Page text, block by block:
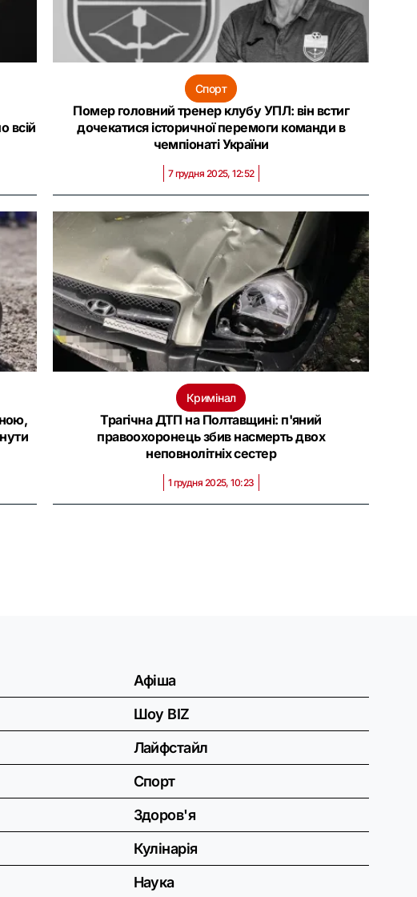
всій
Спорт
Помер головний тренер клубу УПЛ: він встиг
дочекатися історичної перемоги команди в
чемпіонаті України
7 грудня 2025, 12:52
Кримінал
Трагічна ДТП на Полтавщині: п'яний
правоохоронець збив насмерть двох
неповнолітніх сестер
1 грудня 2025, 10:23
Афіша
Шоу BIZ
Лайфстайл
Спорт
Здоров'я
Кулінарія
Наука